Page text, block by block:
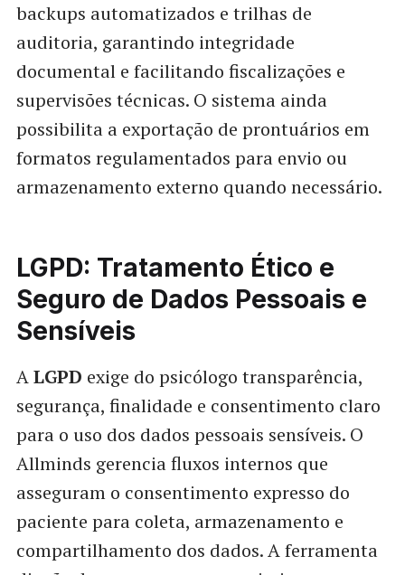
backups automatizados e trilhas de
auditoria, garantindo integridade
documental e facilitando fiscalizações e
supervisões técnicas. O sistema ainda
possibilita a exportação de prontuários em
formatos regulamentados para envio ou
armazenamento externo quando necessário.
LGPD: Tratamento Ético e
Seguro de Dados Pessoais e
Sensíveis
ALGPD exige do psicólogo transparência,
segurança, finalidade e consentimento claro
para o uso dos dados pessoais sensíveis. O
Allminds gerencia fluxos internos que
asseguram o consentimento expresso do
paciente para coleta, armazenamento e
compartilhamento dos dados. A ferramenta